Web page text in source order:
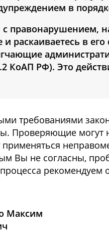
в
с правонарушением,
раскаиваетесь в
КоАП РФ). Это
требованиями
Проверяющие могут
Вы не согласны,
рекомендуем
Максим